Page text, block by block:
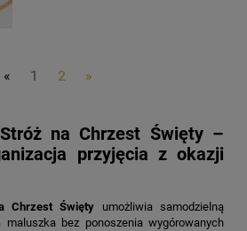
« 1 2 »
na Chrzest Święty –
przyjęcia z okazji
Chrzest Święty umożliwia samodzielną
maluszka bez ponoszenia wygórowanych